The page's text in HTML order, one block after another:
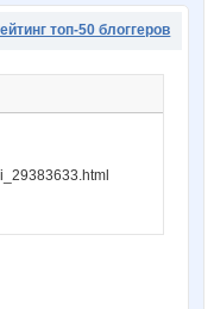
топ-50 блоггеров